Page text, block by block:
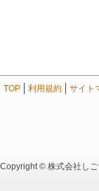
TOP 利用規約 サイト
Copyright © 株式会社し